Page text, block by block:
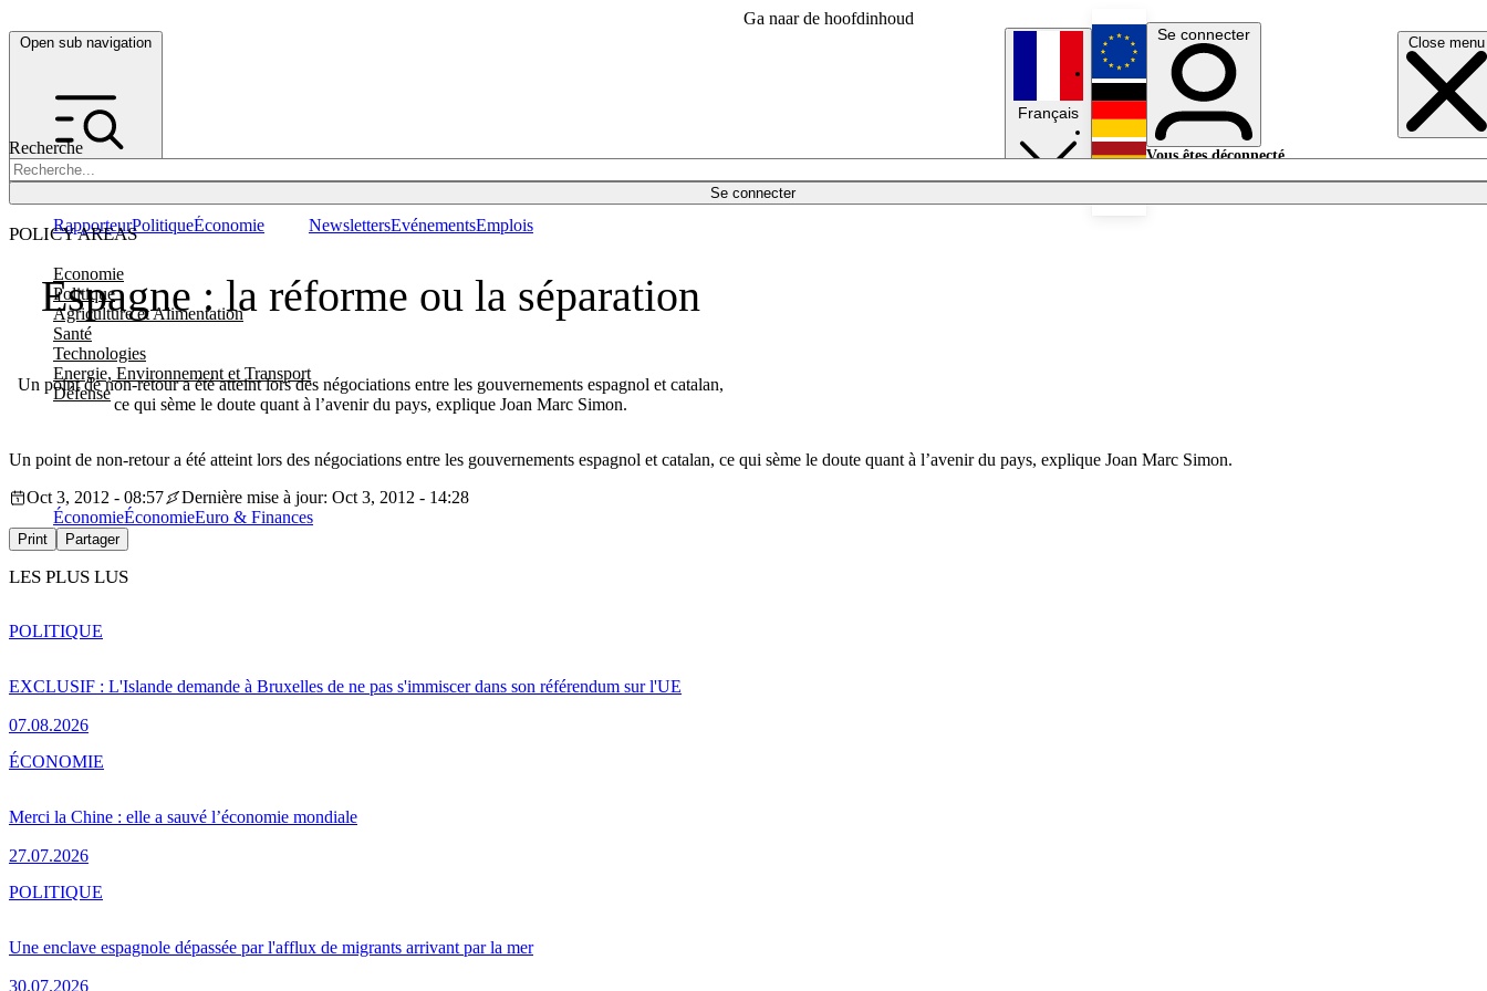
Ga naar de hoofdinhoud
Open sub navigation Close menu
Recherche
Se connecter
POLICY AREAS
Economie
Politique
Agriculture et Alimentation
Santé
Technologies
Energie, Environnement et Transport
Défense
RapporteurPolitiqueÉconomie NewslettersEvénementsEmplois
Français
English
Deutsch
Se connecter
Vous êtes déconnecté.
Espagne : la réforme ou la séparation
Un point de non-retour a été atteint lors des négociations entre les gouvernements espagnol et catalan,
ce qui sème le doute quant à l’avenir du pays, explique Joan Marc Simon.
Un point de non-retour a été atteint lors des négociations entre les gouvernements espagnol et catalan, ce qui sème le doute quant à l’avenir du pays, explique Joan Marc Simon.
Oct 3, 2012 - 08:57
Dernière mise à jour: Oct 3, 2012 - 14:28
ÉconomieÉconomieEuro & Finances
Print Partager
LES PLUS LUS
EXCLUSIF : L'Islande demande à Bruxelles de ne pas s'immiscer dans son référendum sur l'UE
07.08.2026
POLITIQUE
Merci la Chine : elle a sauvé l’économie mondiale
27.07.2026
ÉCONOMIE
Une enclave espagnole dépassée par l'afflux de migrants arrivant par la mer
30.07.2026
POLITIQUE